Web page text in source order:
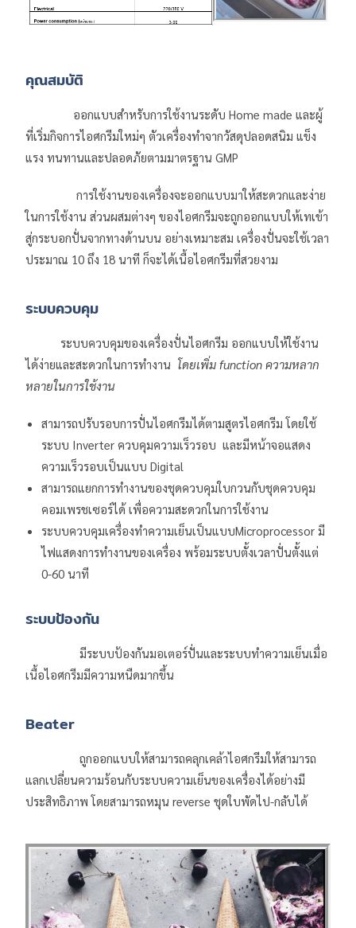
คุณสมบัติ
ออกแบบสำหรับการใช้งานระดับ Home made และผู้
ที่เริ่มกิจการไอศกรีมใหม่ๆ ตัวเครื่องทำจากวัสดุปลอดสนิม แข็ง
แรง ทนทานและปลอดภัยตามมาตรฐาน GMP
การใช้งานของเครื่องจะออกแบบมาให้สะดวกและง่าย
ในการใช้งาน ส่วนผสมต่างๆ ของไอศกรีมจะถูกออกแบบให้เทเข้า
สู่กระบอกปั่นจากทางด้านบน อย่างเหมาะสม เครื่องปั่นจะใช้เวลา
ประมาณ 10 ถึง 18 นาที ก็จะได้เนื้อไอศกรีมที่สวยงาม
ระบบควบคุม
ระบบควบคุมของเครื่องปั่นไอศกรีม ออกแบบให้ใช้งาน
ได้ง่ายและสะดวกในการทำงาน โดยเพิ่มfunction ความหลาก
หลายในการใช้งาน
สามารถปรับรอบการปั่นไอศกรีมได้ตามสูตรไอศกรีม โดยใช้
ระบบ Inverter ควบคุมความเร็วรอบ และมีหน้าจอแสดง
ความเร็วรอบเป็นแบบ Digital
สามารถแยกการทำงานของชุดควบคุมใบกวนกับชุดควบคุม
คอมเพรชเซอร์ได้ เพื่อความสะดวกในการใช้งาน
ระบบควบคุมเครื่องทำความเย็นเป็นแบบMicroprocessor มี
ไฟแสดงการทำงานของเครื่อง พร้อมระบบตั้งเวลาปั่นตั้งแต่
0-60 นาที
ระบบป้องกัน
มีระบบป้องกันมอเตอร์ปั่นและระบบทำความเย็นเมื่อ
เนื้อไอศกรีมมีความหนืดมากขึ้น
Beater
ถูกออกแบบให้สามารถคลุกเคล้าไอศกรีมให้สามารถ
แลกเปลี่ยนความร้อนกับระบบความเย็นของเครื่องได้อย่างมี
ประสิทธิภาพ โดยสามารถหมุน reverse ชุดใบพัดไป-กลับได้